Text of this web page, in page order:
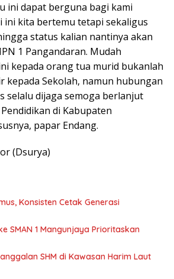
ini dapat berguna bagi kami
ini kita bertemu tetapi sekaligus
status kalian nantinya akan
1 Pangandaran. Mudah
kepada orang tua murid bukanlah
kepada Sekolah, namun hubungan
selalu dijaga semoga berlanjut
di Kabupaten
papar Endang.
(Dsurya)
Konsisten Cetak Generasi
SMAN 1 Mangunjaya Prioritaskan
SHM di Kawasan Harim Laut